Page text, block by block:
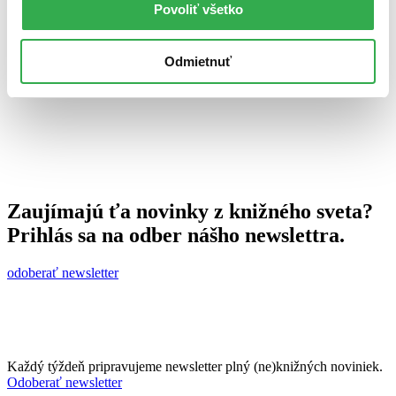
Povoliť všetko
Odmietnuť
20. apríla 2012
Zaujímajú ťa novinky z knižného sveta?
Prihlás sa na odber nášho newslettra.
odoberať newsletter
Každý týždeň pripravujeme newsletter plný (ne)knižných noviniek.
Odoberať newsletter